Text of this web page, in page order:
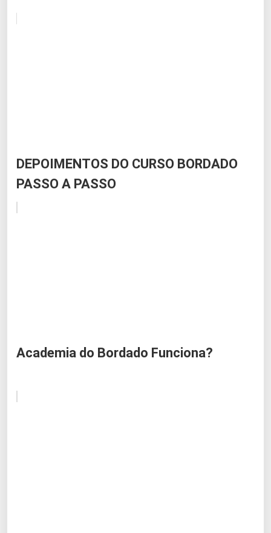
DEPOIMENTOS DO CURSO BORDADO
PASSO A PASSO
Academia do Bordado Funciona?